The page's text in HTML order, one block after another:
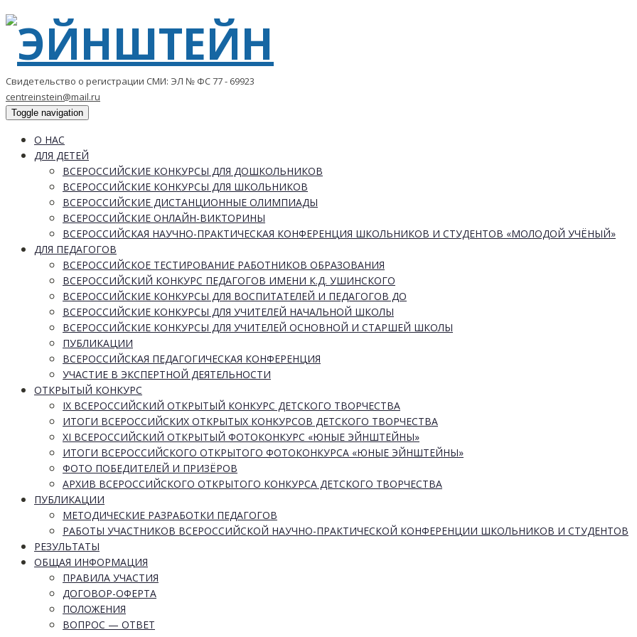
Свидетельство о регистрации СМИ: ЭЛ № ФС 77 - 69923
centreinstein@mail.ru
Toggle navigation
О НАС
ДЛЯ ДЕТЕЙ
ВСЕРОССИЙСКИЕ КОНКУРСЫ ДЛЯ ДОШКОЛЬНИКОВ
ВСЕРОССИЙСКИЕ КОНКУРСЫ ДЛЯ ШКОЛЬНИКОВ
ВСЕРОССИЙСКИЕ ДИСТАНЦИОННЫЕ ОЛИМПИАДЫ
ВСЕРОССИЙСКИЕ ОНЛАЙН-ВИКТОРИНЫ
ВСЕРОССИЙСКАЯ НАУЧНО-ПРАКТИЧЕСКАЯ КОНФЕРЕНЦИЯ ШКОЛЬНИКОВ И СТУДЕНТОВ «МОЛОДОЙ УЧЁНЫЙ»
ДЛЯ ПЕДАГОГОВ
ВСЕРОССИЙСКОЕ ТЕСТИРОВАНИЕ РАБОТНИКОВ ОБРАЗОВАНИЯ
ВСЕРОССИЙСКИЙ КОНКУРС ПЕДАГОГОВ ИМЕНИ К.Д. УШИНСКОГО
ВСЕРОССИЙСКИЕ КОНКУРСЫ ДЛЯ ВОСПИТАТЕЛЕЙ И ПЕДАГОГОВ ДО
ВСЕРОССИЙСКИЕ КОНКУРСЫ ДЛЯ УЧИТЕЛЕЙ НАЧАЛЬНОЙ ШКОЛЫ
ВСЕРОССИЙСКИЕ КОНКУРСЫ ДЛЯ УЧИТЕЛЕЙ ОСНОВНОЙ И СТАРШЕЙ ШКОЛЫ
ПУБЛИКАЦИИ
ВСЕРОССИЙСКАЯ ПЕДАГОГИЧЕСКАЯ КОНФЕРЕНЦИЯ
УЧАСТИЕ В ЭКСПЕРТНОЙ ДЕЯТЕЛЬНОСТИ
ОТКРЫТЫЙ КОНКУРС
IX ВСЕРОССИЙСКИЙ ОТКРЫТЫЙ КОНКУРС ДЕТСКОГО ТВОРЧЕСТВА
ИТОГИ ВСЕРОССИЙСКИХ ОТКРЫТЫХ КОНКУРСОВ ДЕТСКОГО ТВОРЧЕСТВА
XI ВСЕРОССИЙСКИЙ ОТКРЫТЫЙ ФОТОКОНКУРС «ЮНЫЕ ЭЙНШТЕЙНЫ»
ИТОГИ ВСЕРОССИЙСКОГО ОТКРЫТОГО ФОТОКОНКУРСА «ЮНЫЕ ЭЙНШТЕЙНЫ»
ФОТО ПОБЕДИТЕЛЕЙ И ПРИЗЁРОВ
АРХИВ ВСЕРОССИЙСКОГО ОТКРЫТОГО КОНКУРСА ДЕТСКОГО ТВОРЧЕСТВА
ПУБЛИКАЦИИ
МЕТОДИЧЕСКИЕ РАЗРАБОТКИ ПЕДАГОГОВ
РАБОТЫ УЧАСТНИКОВ ВСЕРОССИЙСКОЙ НАУЧНО-ПРАКТИЧЕСКОЙ КОНФЕРЕНЦИИ ШКОЛЬНИКОВ И СТУДЕНТОВ
РЕЗУЛЬТАТЫ
ОБЩАЯ ИНФОРМАЦИЯ
ПРАВИЛА УЧАСТИЯ
ДОГОВОР-ОФЕРТА
ПОЛОЖЕНИЯ
ВОПРОС — ОТВЕТ